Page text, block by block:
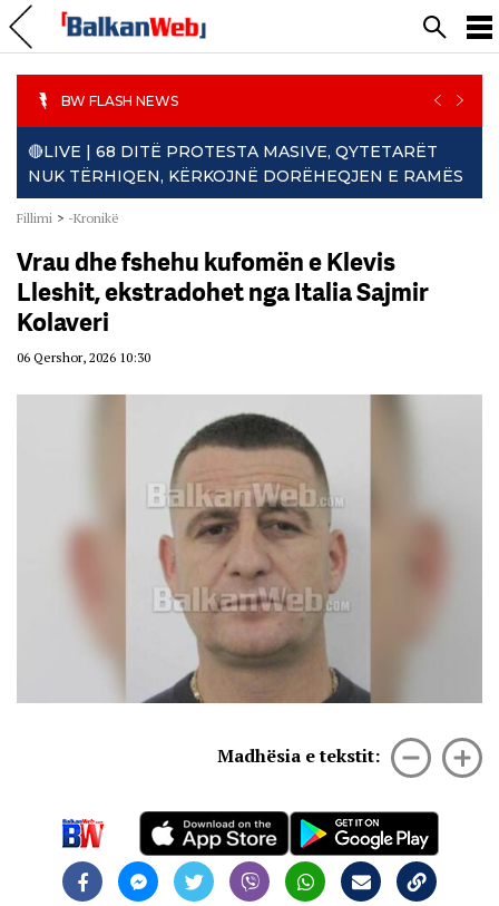
BW FLASH NEWS
🔴LIVE | 68 DITË PROTESTA MASIVE, QYTETARËT
NUK TËRHIQEN, KËRKOJNË DORËHEQJEN E RAMËS
NEXT
Fillimi > -Kronikë
Vrau dhe fshehu kufomën e Klevis
Lleshit, ekstradohet nga Italia Sajmir
Kolaveri
06 Qershor, 2026 10:30
Madhësia e tekstit: